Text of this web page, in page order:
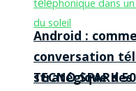
TECNO SPARK
Android :
conversation
stratégique des